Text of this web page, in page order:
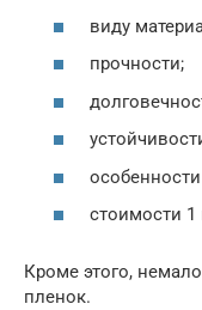
виду
прочности;
стоимости 1
Кроме этого,
пленок.